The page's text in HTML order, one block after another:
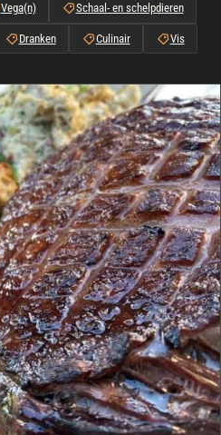
Vega(n) Schaal- en schelpdieren
Dranken Culinair Vis